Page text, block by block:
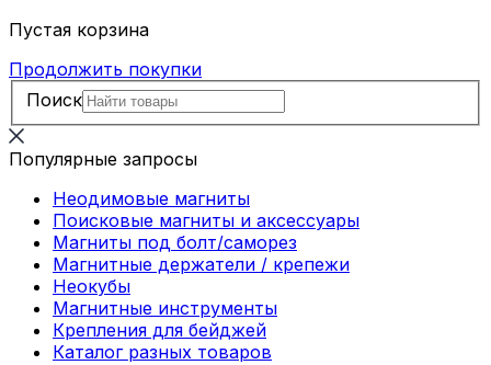
Пустая корзина
Продолжить покупки
Поиск
Популярные запросы
Неодимовые магниты
Поисковые магниты и аксессуары
Магниты под болт/саморез
Магнитные держатели / крепежи
Неокубы
Магнитные инструменты
Крепления для бейджей
Каталог разных товаров